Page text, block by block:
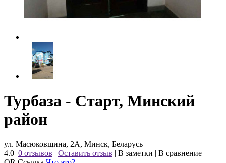
Турбаза - Старт, Минский
район
ул. Масюковщина, 2А, Минск, Беларусь
4.0 0 отзывов | Оставить отзыв | В заметки | В сравнение